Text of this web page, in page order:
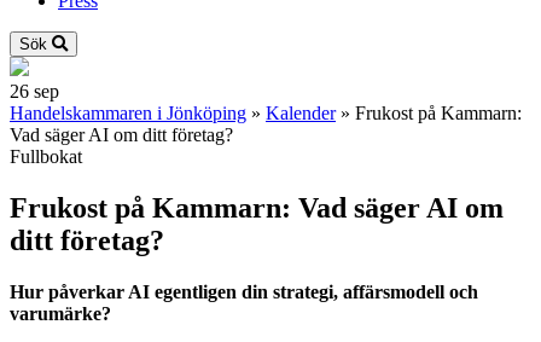
Sök
26 sep
Handelskammaren i Jönköping » Kalender » Frukost på Kammarn:
Vad säger AI om ditt företag?
Fullbokat
Frukost på Kammarn: Vad säger AI om
ditt företag?
Hur påverkar AI egentligen din strategi, affärsmodell och
varumärke?